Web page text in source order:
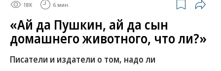
18K 6 мин.
«Ай да Пушкин, ай да сын
домашнего животного, что ли?»
Писатели и издатели о том, надо ли